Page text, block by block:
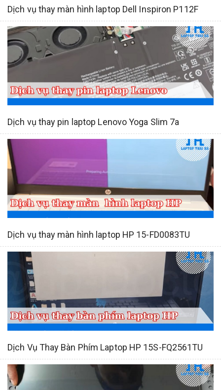
Dịch vụ thay màn hình laptop Dell Inspiron P112F
Dịch vụ thay pin laptop Lenovo Yoga Slim 7a
Dịch vụ thay màn hình laptop HP 15-FD0083TU
Dịch Vụ Thay Bàn Phím Laptop HP 15S-FQ2561TU